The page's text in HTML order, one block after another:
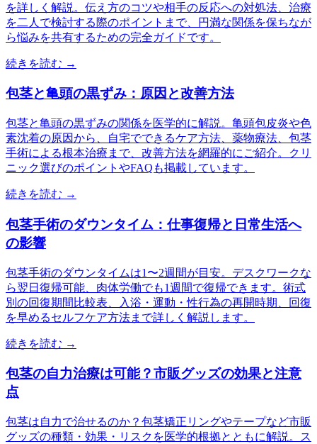
を詳しく解説。伝え方のコツや相手の反応への対処法、治療
を二人で検討する際のポイントまで、円満な関係を保ちなが
ら悩みを共有するための完全ガイドです。
続きを読む →
包茎と亀頭の黒ずみ：原因と改善方法
包茎と亀頭の黒ずみの関係を医学的に解説。亀頭包皮炎や色
素沈着の原因から、自宅でできるケア方法、薬物療法、包茎
手術による根本治療まで、改善方法を網羅的にご紹介。クリ
ニック選びのポイントやFAQも掲載しています。
続きを読む →
包茎手術のダウンタイム：仕事復帰と日常生活へ
の影響
包茎手術のダウンタイムは1〜2週間が目安。デスクワークな
ら翌日復帰可能、肉体労働でも1週間で復帰できます。術式
別の回復期間比較表、入浴・運動・性行為の再開時期、回復
を早めるセルフケア方法まで詳しく解説します。
続きを読む →
包茎の自力治療は可能？市販グッズの効果と注意
点
包茎は自力で治せるのか？包茎矯正リングやテープなど市販
グッズの種類・効果・リスクを医学的根拠とともに解説。ス